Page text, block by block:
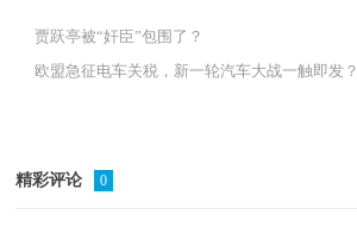
贾跃亭被“奸臣”包围了？
欧盟急征电车关税，新一轮汽车大战一触即发？
精彩评论 0